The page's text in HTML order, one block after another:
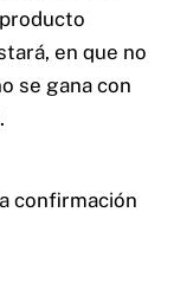
en que no
se gana con
confirmación